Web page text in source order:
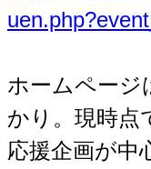
ホームページ
かり。現時点
応援企画が中